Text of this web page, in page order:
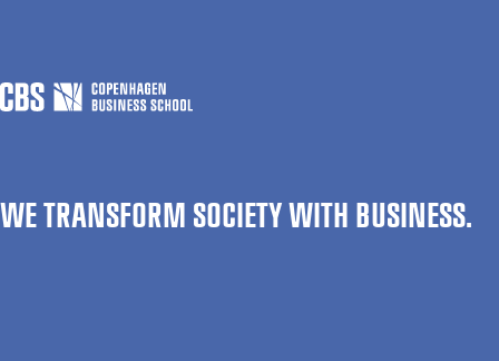
WE TRANSFORM SOCIETY WITH BUSINESS.